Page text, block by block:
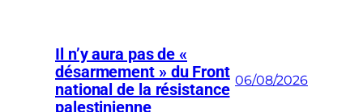
Il n’y aura pas de «
désarmement » du Front
national de la résistance
palestinienne
06/08/2026